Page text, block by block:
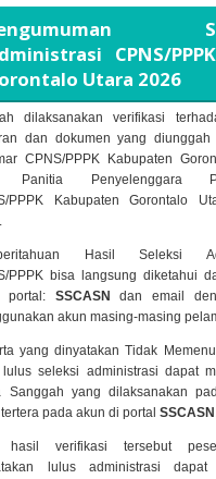
CPNS/
Utara 2026
dilaksanakan verifikasi
dan dokumen yang
CPNS/PPPK Kabupaten
Panitia Penyelenggara
PPPK Kabupaten Gorontalo
Hasil Seleksi
PPPK bisa langsung diketahui
portal: SSCASN
dan email
akun masing-masing
yang dinyatakan Tidak
seleksi administrasi dapat
Sanggah yang dilaksanakan
pada akun di portalSSCASN
hasil verifikasi tersebut
lulus administrasi dapat